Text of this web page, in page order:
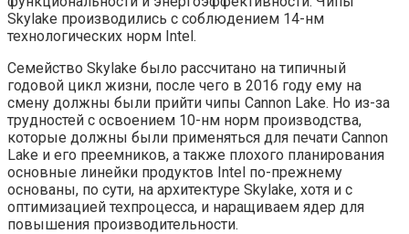
Skylake производились с соблюдением 14-нм
технологических норм Intel.
Семейство Skylake было рассчитано на типичный
годовой цикл жизни, после чего в 2016 году ему на
смену должны были прийти чипы Cannon Lake. Но из-за
трудностей с освоением 10-нм норм производства,
которые должны были применяться для печати Cannon
Lake и его преемников, а также плохого планирования
основные линейки продуктов Intel по-прежнему
основаны, по сути, на архитектуре Skylake, хотя и с
оптимизацией техпроцесса, и наращиваем ядер для
повышения производительности.